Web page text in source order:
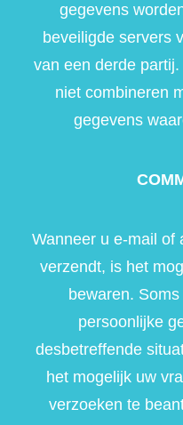
gegevens
beveiligde servers
van een derde
niet combineren
gegevens
Wanneer u e-mail of
verzendt, is het
bewaren.
persoonlijke
desbetreffende
het mogelijk uw
verzoeken te